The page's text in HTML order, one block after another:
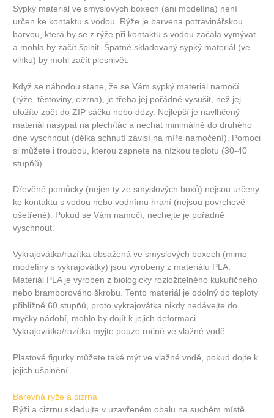
Sypký materiál ve smyslových boxech (ani modelína) není
určen ke kontaktu s vodou. Rýže je barvena potravinářskou
barvou, která by se z rýže při kontaktu s vodou začala vymývat
a mohla by začít špinit. Špatně skladovaný sypký materiál (ve
vlhku) by mohl začít plesnivět.
Když se náhodou stane, že se Vám sypký materiál namočí
(rýže, těstoviny, cizrna), je třeba jej pořádně vysušit, než jej
uložíte zpět do ZIP sáčku nebo dózy. Nejlepší je navlhčený
materiál nasypat na plech/tác a nechat minimálně do druhého
dne vyschnout (délka schnutí závisí na míře namočení). Pomoci
si můžete i troubou, kterou zapnete na nízkou teplotu (30-40
stupňů).
Dřevěné pomůcky (nejen ty ze smyslových boxů) nejsou určeny
ke kontaktu s vodou nebo vodnímu hraní (nejsou povrchově
ošetřené). Pokud se Vám namočí, nechejte je pořádně
vyschnout.
Vykrajovátka/razítka obsažená ve smyslových boxech (mimo
modelíny s vykrajovátky) jsou vyrobeny z materiálu PLA.
Materiál PLA je vyroben z biologicky rozložitelného kukuřičného
nebo bramborového škrobu. Tento materiál je odolný do teploty
přibližně 60 stupňů, proto vykrajovátka nikdy nedávejte do
myčky nádobí, mohlo by dojít k jejich deformaci.
Vykrajovátka/razítka myjte pouze ručně ve vlažné vodě.
Plastové figurky můžete také mýt ve vlažné vodě, pokud dojte k
jejich ušpinění.
Barevná rýže a cizrna
Rýži a cizrnu skladujte v uzavřeném obalu na suchém místě.